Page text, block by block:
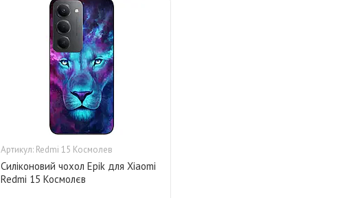
Redmi 15 Космолев
Силіконовий чохол Epik для Xiaomi
Redmi 15 Космолєв